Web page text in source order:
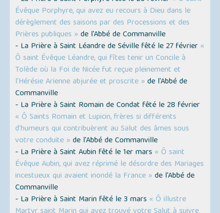
Évêque Porphyre, qui avez eu recours à Dieu dans le
dérèglement des saisons par des Processions et des
Prières publiques » de l'Abbé de Commanville
- La Prière à Saint Léandre de Séville fêté le 27 février «
Ô saint Évêque Léandre, qui fîtes tenir un Concile à
Tolède où la Foi de Nicée fut reçue pleinement et
l'Hérésie Arienne abjurée et proscrite » de l'Abbé de
Commanville
- La Prière à Saint Romain de Condat fêté le 28 février
« Ô Saints Romain et Lupicin, frères si différents
d'humeurs qui contribuèrent au Salut des âmes sous
votre conduite » de l'Abbé de Commanville
- La Prière à Saint Aubin fêté le 1er mars « Ô saint
Évêque Aubin, qui avez réprimé le désordre des Mariages
incestueux qui avaient inondé la France » de l'Abbé de
Commanville
- La Prière à Saint Marin fêté le 3 mars « Ô illustre